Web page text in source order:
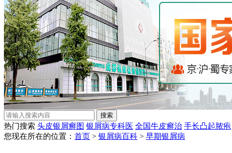
热门搜索 头皮银屑癣图 银屑病专科医 全国牛皮癣治 手长凸起脓疱
您现在所在的位置： 首页 > 银屑病百科 > 早期银屑病